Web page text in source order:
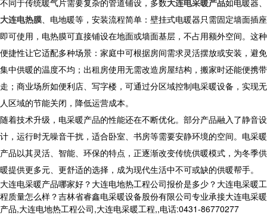
不同于传统暖气片需要复杂的管道铺设，多数大连电采暖产品如电暖器、
大连电热膜、电地暖等，安装流程简单：壁挂式电暖器只需固定墙面插座
即可使用，电热膜可直接铺设在地面或墙面基层，不占用额外空间。这种
便捷性让它适配多种场景：家庭中可根据房间需求灵活摆放或安装，避免
集中供暖的温度不均；出租房使用无需改造房屋结构，搬家时还能便携带
走；商业场所如便利店、写字楼，可通过分区域控制电采暖设备，实现无
人区域的节能关闭，降低运营成本。
随着技术升级，电采暖产品的性能还在不断优化。部分产品融入了静音设
计，运行时无噪音干扰，适合卧室、书房等需要安静环境的空间。电采暖
产品以其灵活、智能、环保的特点，正逐渐改变传统供暖模式，为冬季供
暖提供更多元、更舒适的选择，成为现代生活中不可或缺的供暖帮手。
大连电采暖产品哪家好？大连电地热工程公司报价是多少？大连电采暖工
程质量怎么样？吉林省睿鑫电采暖设备股份有限公司专业承接大连电采暖
产品,大连电地热工程公司,大连电采暖工程,,电话:0431-86770277